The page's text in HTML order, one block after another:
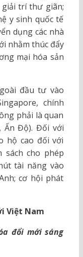
giải trí thư giãn;
y sinh quốc tế
dụng các nhà
nhằm thúc đẩy
mại hóa sản
đầu tư vào
chính
phải là quan
Ấn Độ). Đối với
hộ cao đối với
sách cho phép
tài năng vào
cơ hội phát
Việt Nam
đổi mới sáng